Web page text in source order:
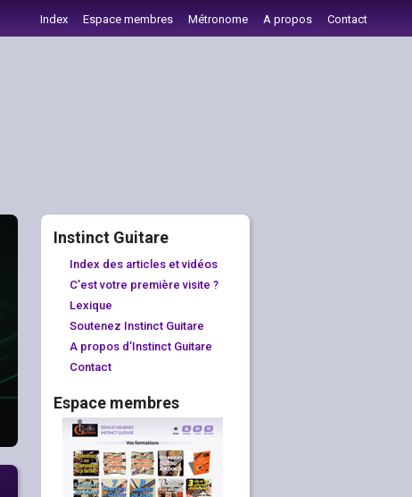
Index Espace membres Métronome A propos Contact
Instinct Guitare
Index des articles et vidéos
C’est votre première visite ?
Lexique
Soutenez Instinct Guitare
A propos d’Instinct Guitare
Contact
Espace membres